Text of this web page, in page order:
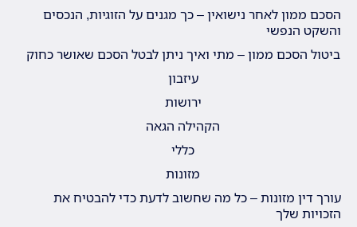
הסכם ממון לאחר נישואין – כך מגנים על הזוגיות, הנכסים
והשקט הנפשי
ביטול הסכם ממון – מתי ואיך ניתן לבטל הסכם שאושר כחוק
עיזבון
ירושות
הקהילה הגאה
כללי
מזונות
עורך דין מזונות – כל מה שחשוב לדעת כדי להבטיח את
הזכויות שלך